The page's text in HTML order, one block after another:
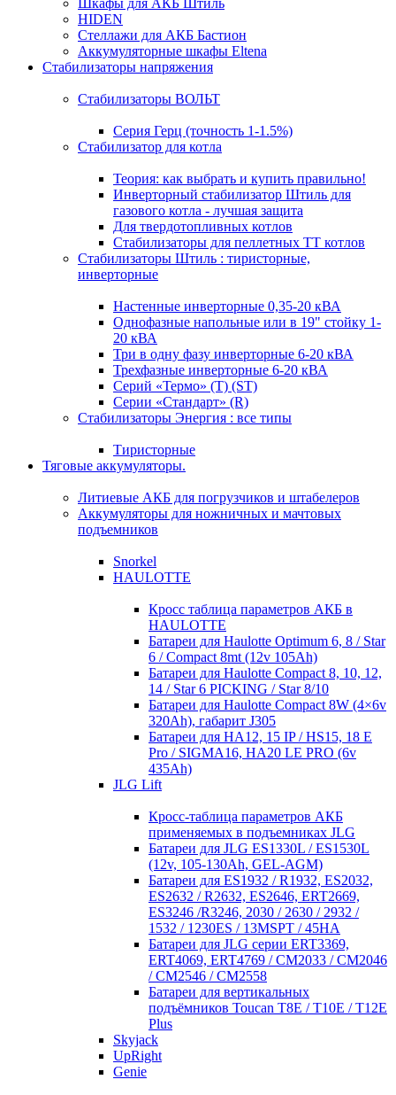
Шкафы для АКБ Штиль
HIDEN
Стеллажи для АКБ Бастион
Аккумуляторные шкафы Eltena
Стабилизаторы напряжения
Стабилизаторы ВОЛЬТ
Серия Герц (точность 1-1.5%)
Стабилизатор для котла
Теория: как выбрать и купить правильно!
Инверторный стабилизатор Штиль для
газового котла - лучшая защита
Для твердотопливных котлов
Стабилизаторы для пеллетных ТТ котлов
Стабилизаторы Штиль : тиристорные,
инверторные
Настенные инверторные 0,35-20 кВА
Однофазные напольные или в 19" стойку 1-
20 кВА
Три в одну фазу инверторные 6-20 кВА
Трехфазные инверторные 6-20 кВА
Серий «Термо» (T) (ST)
Серии «Стандарт» (R)
Стабилизаторы Энергия : все типы
Тиристорные
Тяговые аккумуляторы.
Литиевые АКБ для погрузчиков и штабелеров
Аккумуляторы для ножничных и мачтовых
подъемников
Snorkel
HAULOTTE
Кросc таблица параметров АКБ в
HAULOTTE
Батареи для Haulotte Optimum 6, 8 / Star
6 / Compact 8mt (12v 105Ah)
Батареи для Haulotte Compact 8, 10, 12,
14 / Star 6 PICKING / Star 8/10
Батареи для Haulotte Compact 8W (4×6v
320Ah), габарит J305
Батареи для HA12, 15 IP / HS15, 18 E
Pro / SIGMA16, HA20 LE PRO (6v
435Ah)
JLG Lift
Кросc-таблица параметров АКБ
применяемых в подъемниках JLG
Батареи для JLG ES1330L / ES1530L
(12v, 105-130Ah, GEL-AGM)
Батареи для ES1932 / R1932, ES2032,
ES2632 / R2632, ES2646, ERT2669,
ES3246 /R3246, 2030 / 2630 / 2932 /
1532 / 1230ES / 13MSPT / 45HA
Батареи для JLG серии ERT3369,
ERT4069, ERT4769 / CM2033 / CM2046
/ CM2546 / CM2558
Батареи для вертикальных
подъёмников Toucan T8E / T10E / T12E
Plus
Skyjack
UpRight
Genie